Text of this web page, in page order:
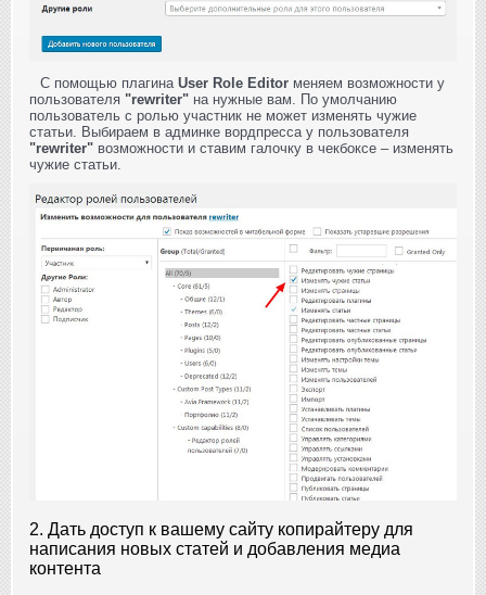
С помощью плагина User Role Editor меняем возможности у
пользователя "rewriter" на нужные вам. По умолчанию
пользователь с ролью участник не может изменять чужие
статьи. Выбираем в админке вордпресса у пользователя
"rewriter" возможности и ставим галочку в чекбоксе – изменять
чужие статьи.
2. Дать доступ к вашему сайту копирайтеру для
написания новых статей и добавления медиа
контента